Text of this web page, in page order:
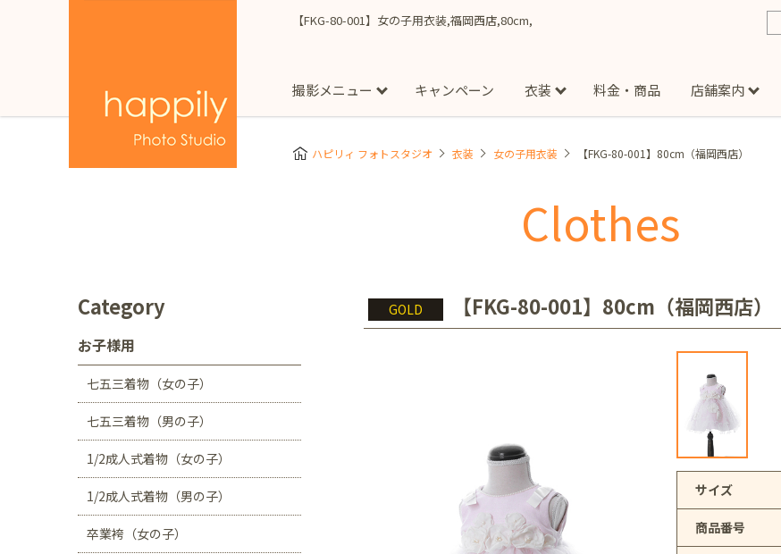
【FKG-80-001】女の子用衣装,福岡西店,80cm,
撮影メニュー
スタジオ撮影
成人式フォト マタニティフォト
お宮参り 入園・入学／卒園・卒業 ファミリーフォト 誕生日
キャンペーン 衣装
Clothes
七五三着物(男の子) 1/2成人式着物(女の子)
フォーマル衣装(男の子) 祝い着
マタニティ用ドレス
料金・商品 店舗案内
Store
吉祥寺店 イオンモール多摩平の森店
つくば学園の森店
静岡県
More ハピリィ フォトスタジオ 衣装 女の子用衣装 【FKG-80-001】80cm（福岡西店）
Clothes
GOLD 【FKG-80-001】80cm（福岡西店）
サイズ
商品番号
Category
お子様用
七五三着物（女の子）
七五三着物（男の子）
1/2成人式着物（女の子）
1/2成人式着物（男の子）
卒業袴（女の子）